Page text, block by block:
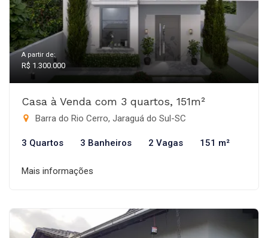
A partir de:
R$ 1.300.000
Casa à Venda com 3 quartos, 151m²
Barra do Rio Cerro, Jaraguá do Sul-SC
3 Quartos 3 Banheiros 2 Vagas 151 m²
Mais informações